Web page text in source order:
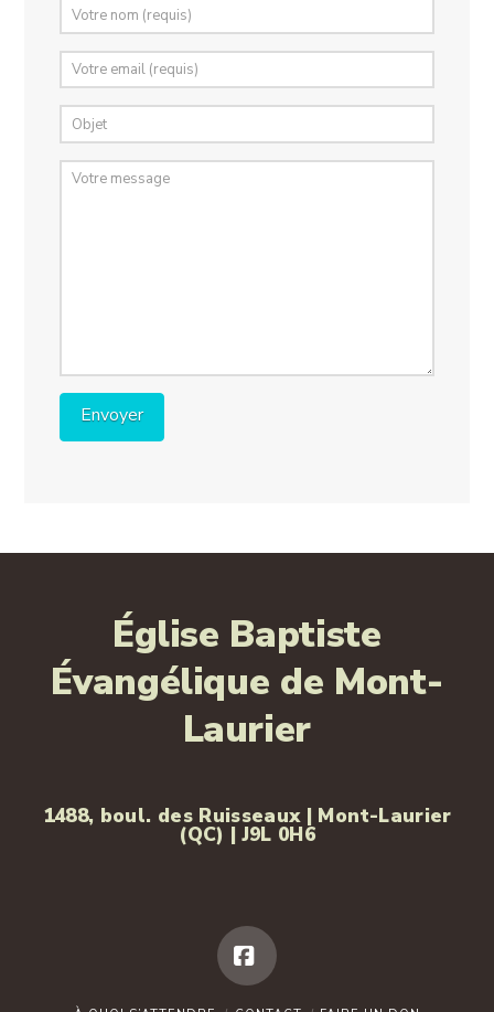
Église Baptiste
Évangélique de Mont-
Laurier
1488, boul. des Ruisseaux | Mont-Laurier
(QC) | J9L 0H6